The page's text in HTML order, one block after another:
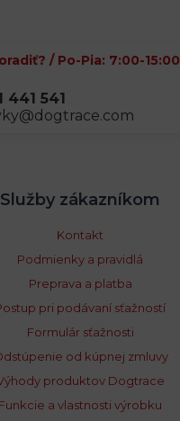
/ Po-Pia: 7:00-15:00
441 541
Služby zákazníkom
Kontakt
Podmienky a pravidlá
Preprava a platba
pri podávaní sťažností
Formulár sťažnosti
od kúpnej zmluvy
produktov Dogtrace
Funkcie a vlastnosti výrobku